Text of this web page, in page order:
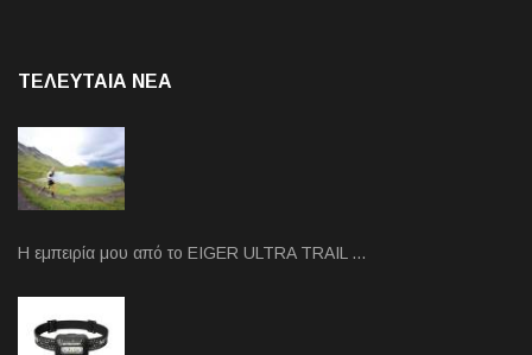
ΤΕΛΕΥΤΑΙΑ NEA
Η εμπειρία μου από το EIGER ULTRA TRAIL …